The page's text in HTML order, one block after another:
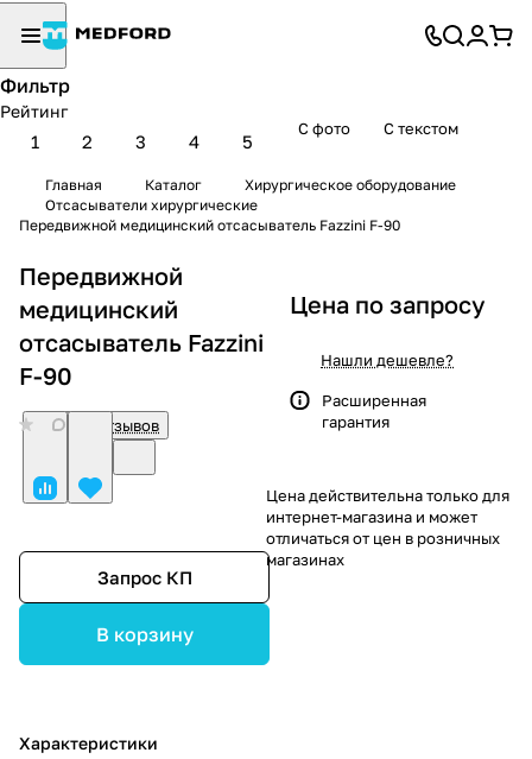
Фильтр
Рейтинг
1 2 3 4 5
С фото С текстом
Главная Каталог
Хирургическое оборудование
Отсасыватели хирургические
Передвижной медицинский отсасыватель Fazzini F-90
Передвижной
медицинский
отсасыватель Fazzini
F-90
Нет отзывов
Запрос КП
В корзину
Характеристики
Цена по запросу
Нашли дешевле?
Расширенная
гарантия
Цена действительна только для
интернет-магазина и может
отличаться от цен в розничных
магазинах